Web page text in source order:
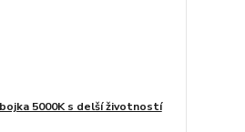
5000K s delší životností